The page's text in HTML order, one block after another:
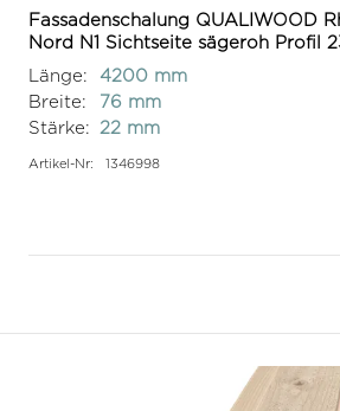
Fassadenschalung QUALIWOOD
Nord N1 Sichtseite sägeroh Profil
Länge:
4200 mm
Breite:
76 mm
Stärke:
22 mm
Artikel-Nr: 1346998